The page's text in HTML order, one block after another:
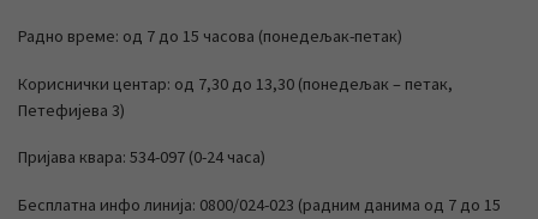
Радно време: од 7 до 15 часова (понедељак-петак)
Кориснички центар: од 7,30 до 13,30 (понедељак – петак,
Петефијева 3)
Пријава квара: 534-097 (0-24 часа)
Бесплатна инфо линија: 0800/024-023 (радним данима од 7 до 15